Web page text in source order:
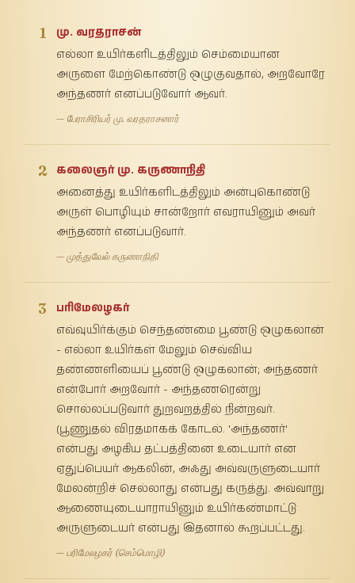
1
மு. வரதராசன்
எல்லா உயிர்களிடத்திலும் செம்மையான
அருளை மேற்கொண்டு ஒழுகுவதால், அறவோரே
அந்தணர் எனப்படுவோர் ஆவர்.
— பேராசிரியர் மு. வரதராசனார்
2
கலைஞர் மு. கருணாநிதி
அனைத்து உயிர்களிடத்திலும் அன்புகொண்டு
அருள் பொழியும் சான்றோர் எவராயினும் அவர்
அந்தணர் எனப்படுவார்.
— முத்துவேல் கருணாநிதி
3
பரிமேலழகர்
எவ்வுயிர்க்கும் செந்தண்மை பூண்டு ஒழுகலான்
- எல்லா உயிர்கள் மேலும் செவ்விய
தண்ணளியைப் பூண்டு ஒழுகலான்; அந்தணர்
என்போர் அறவோர் - அந்தணரென்று
சொல்லப்படுவார் துறவறத்தில் நின்றவர்.
(பூணுதல் விரதமாகக் கோடல். 'அந்தணர்'
என்பது அழகிய தட்பத்தினை உடையார் என
ஏதுப்பெயர் ஆகலின், அஃது அவ்வருளுடையார்
மேலன்றிச் செல்லாது என்பது கருத்து. அவ்வாறு
ஆணையுடையாராயினும் உயிர்கண்மாட்டு
அருளுடையர் என்பது இதனால் கூறப்பட்டது.
— பரிமேலழகர் (செம்மொழி)